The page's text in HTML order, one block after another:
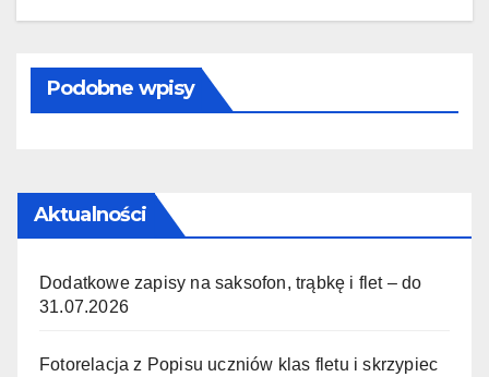
Podobne wpisy
Aktualności
Dodatkowe zapisy na saksofon, trąbkę i flet – do
31.07.2026
Fotorelacja z Popisu uczniów klas fletu i skrzypiec